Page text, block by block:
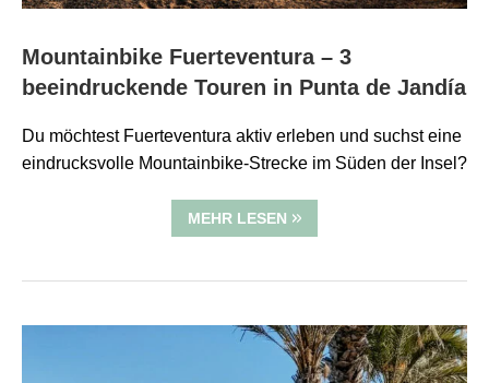
Mountainbike Fuerteventura – 3
beeindruckende Touren in Punta de Jandía
Du möchtest Fuerteventura aktiv erleben und suchst eine
eindrucksvolle Mountainbike-Strecke im Süden der Insel?
MEHR LESEN